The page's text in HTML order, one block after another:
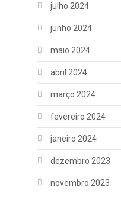
julho 2024
junho 2024
maio 2024
abril 2024
março 2024
fevereiro 2024
janeiro 2024
dezembro 2023
novembro 2023